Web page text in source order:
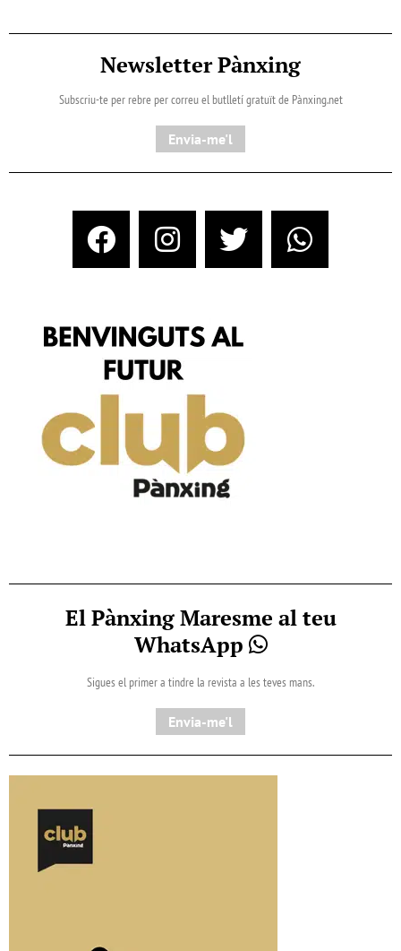
Newsletter Pànxing
Subscriu-te per rebre per correu el butlletí gratuït de Pànxing.net​
Envia-me'l
El Pànxing Maresme al teu
WhatsApp
Sigues el primer a tindre la revista a les teves mans.
Envia-me'l